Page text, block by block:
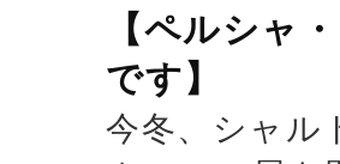
【ペルシャ
です】
今冬、シャル